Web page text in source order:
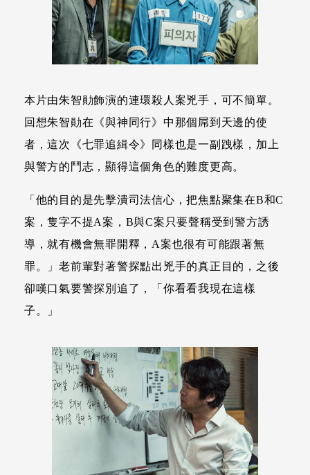
本片由朱智勛飾演的連環殺人案兇手，可不簡單。
回想朱智勛在《與神同行》中那個屌到天邊的使
者，這次《七罪追緝令》同樣也是一副跩樣，加上
與警方的鬥志，顯得這個角色的難度更高。
「他的目的是先擊潰司法信心，把焦點聚集在B和C
案，隻字不提A案，B與C案只要聲稱受到警方誘
導，就有機會無罪開釋，A案也很有可能跟著無
罪。」老前輩對著警探點出兇手的真正目的，之後
卻嘆口氣要警探別追了，「你看看我現在這樣
子。」